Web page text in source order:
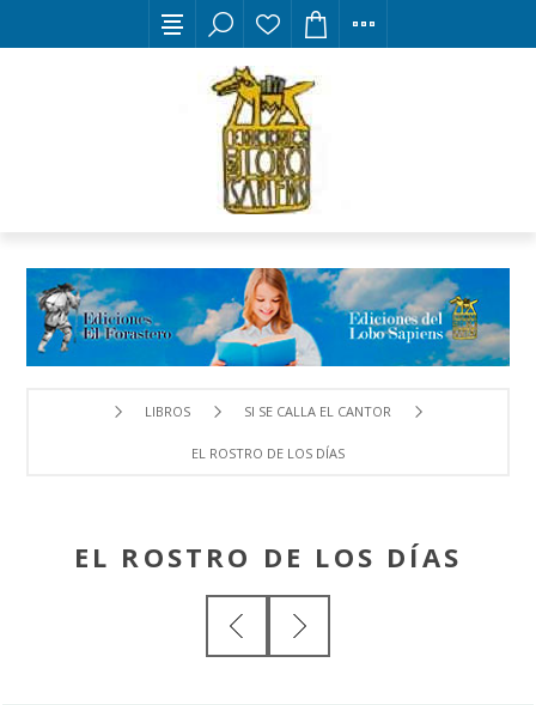
LIBROS SI SE CALLA EL CANTOR
EL ROSTRO DE LOS DÍAS
EL ROSTRO DE LOS DÍAS